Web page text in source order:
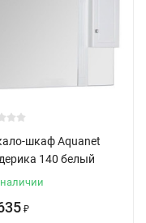
шкаф Aquanet
140 белый
₽